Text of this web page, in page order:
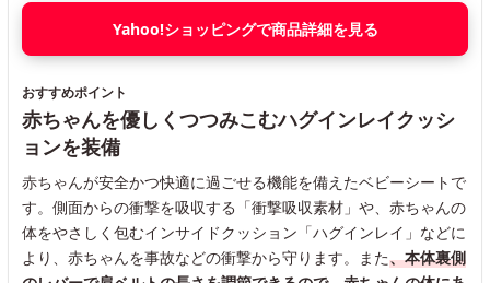
Yahoo!ショッピングで商品詳細を見る
おすすめポイント
赤ちゃんを優しくつつみこむハグインレイクッシ
ョンを装備
赤ちゃんが安全かつ快適に過ごせる機能を備えたベビーシートで
す。側面からの衝撃を吸収する「衝撃吸収素材」や、赤ちゃんの
体をやさしく包むインサイドクッション「ハグインレイ」などに
より、赤ちゃんを事故などの衝撃から守ります。また、本体裏側